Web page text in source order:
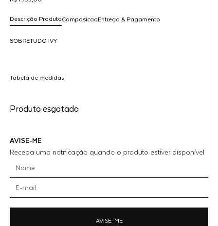
Composicao
Descrição Produto Entrega & Pagamento
SOBRETUDO IVY
Tabela de medidas
Produto esgotado
AVISE-ME
Receba uma notificação quando o produto estiver disponível
AVISE-ME